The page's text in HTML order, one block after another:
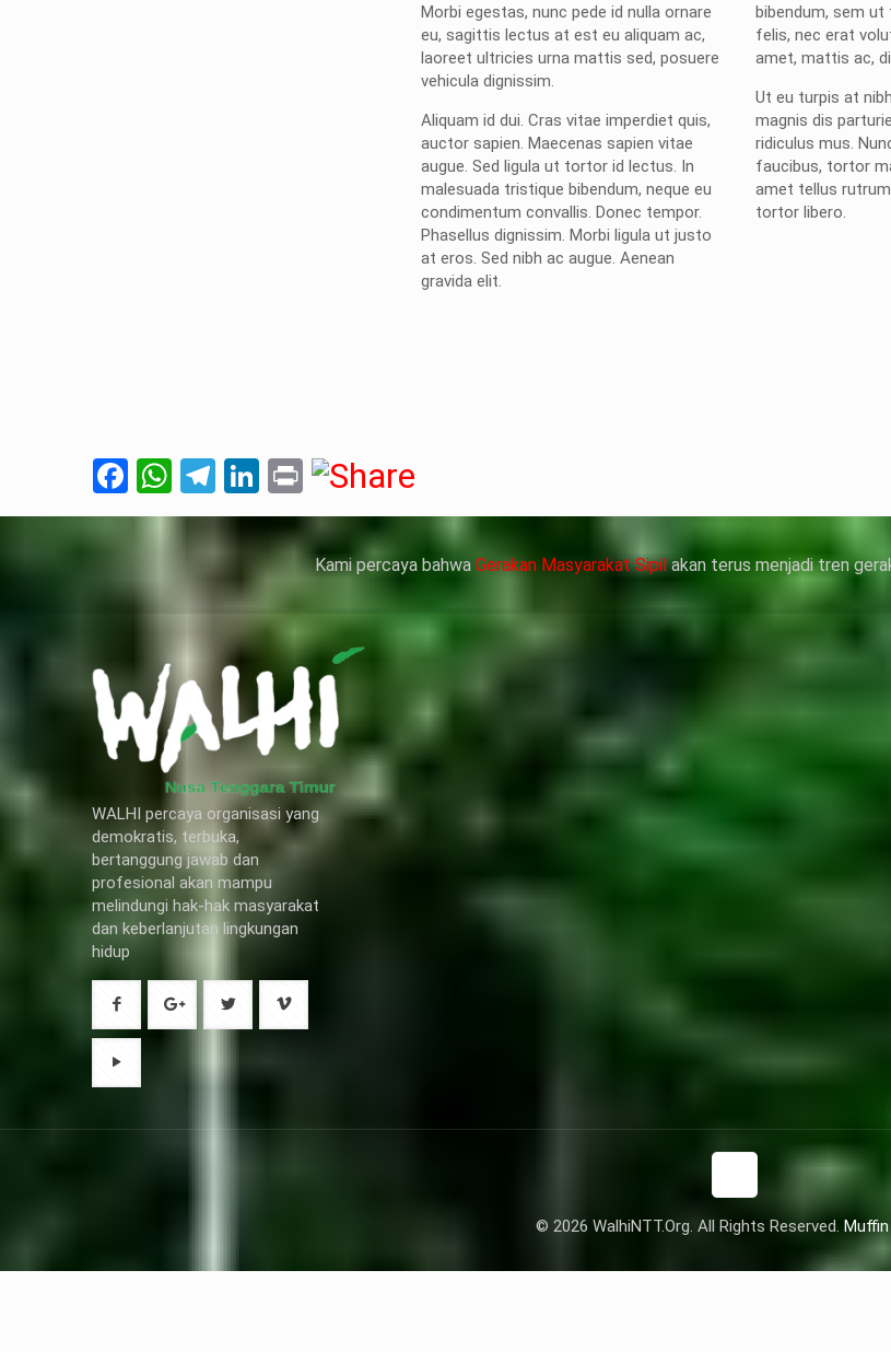
Morbi egestas, nunc pede id nulla ornare
eu, sagittis lectus at est eu aliquam ac,
laoreet ultricies urna mattis sed, posuere
vehicula dignissim.
Aliquam id dui. Cras vitae imperdiet quis,
auctor sapien. Maecenas sapien vitae
augue. Sed ligula ut tortor id lectus. In
malesuada tristique bibendum, neque eu
condimentum convallis. Donec tempor.
Phasellus dignissim. Morbi ligula ut justo
at eros. Sed nibh ac augue. Aenean
gravida elit.
bibendum, sem ut
felis, nec erat
amet, mattis ac,
Ut eu turpis at
magnis dis
ridiculus mus.
faucibus, tortor
amet tellus
tortor libero.
Facebook
WhatsApp
Telegram
LinkedIn
Print
來說不管是ED患者自己還是其性伴侶，對長期依靠威而鋼支撐性
此只要了解避免了以上禁忌症，現有的臨床經驗來看，在醫生指導下
脈血管健康，使心臟動泵出血液的力量變弱，血管動脈老化變
犀利士的副作用類似，所以亦會加重犀利士副作用症狀，請應
Kami percaya bahwa Gerakan Masyarakat Sipilakan terus menjadi tren
WALHI percaya organisasi yang
demokratis, terbuka,
bertanggung jawab dan
profesional akan mampu
melindungi hak-hak masyarakat
dan keberlanjutan lingkungan
hidup
© 2026 WalhiNTT.Org. All Rights Reserved.